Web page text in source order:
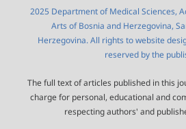
2025 Department of Medical Sciences,
Arts of Bosnia and Herzegovina,
Herzegovina. All rights to website
reserved by the
The full text of articles published in this
charge for personal, educational and
respecting authors' and